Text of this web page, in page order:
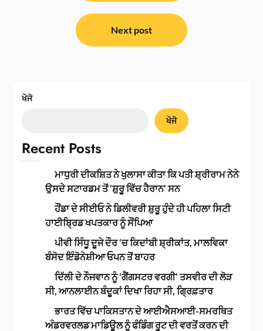
Next post
ਖੋਜੋ
ਖੋਜੋ
Recent Posts
ਮਾਧੁਰੀ ਦੀਕਸ਼ਿਤ ਨੇ ਖੁਲਾਸਾ ਕੀਤਾ ਕਿ ਪਤੀ ਸ਼੍ਰੀਰਾਮ ਨੇਨੇ
ਉਸਦੇ ਸਟਾਰਡਮ ਤੋਂ ‘ਸ਼ੁਰੂ ਵਿੱਚ ਹੈਰਾਨ’ ਸਨ
ਹੌਂਡਾ ਦੇ ਸੀਈਓ ਨੇ ਡਿਲੀਵਰੀ ਸ਼ੁਰੂ ਹੁੰਦੇ ਹੀ ਪਹਿਲਾ ਸਿਟੀ
ਹਾਈਬ੍ਰਿਡ ਖਪਤਕਾਰ ਨੂੰ ਸੌਂਪਿਆ
ਪੀਵੀ ਸਿੰਧੂ ਦੂਜੇ ਦੌਰ ‘ਚ ਕਿਦਾਂਬੀ ਸ਼੍ਰੀਕਾਂਤ, ਮਾਲਵਿਕਾ
ਬੰਸੋਦ ਇੰਡੋਨੇਸ਼ੀਆ ਓਪਨ ਤੋਂ ਬਾਹਰ
ਦਿੱਲੀ ਦੇ ਨੌਜਵਾਨ ਨੂੰ ‘ਗੈਂਗਸਟਰ ਵਰਗੀ’ ਤਸਵੀਰ ਦੀ ਲੋੜ
ਸੀ, ਆਨਲਾਈਨ ਬੰਦੂਕਾਂ ਦਿਖਾ ਰਿਹਾ ਸੀ, ਗ੍ਰਿਫ਼ਤਾਰ
ਭਾਰਤ ਵਿੱਚ ਪਾਕਿਸਤਾਨ ਦੇ ਆਈਐਸਆਈ-ਸਮਰਥਿਤ
ਅੰਡਰਵਰਲਡ ਮਾਡਿਊਲ ਨੂੰ ਫੰਡਿੰਗ ਰੂਟ ਦੀ ਵਰਤੋਂ ਕਰਨ ਦੀ